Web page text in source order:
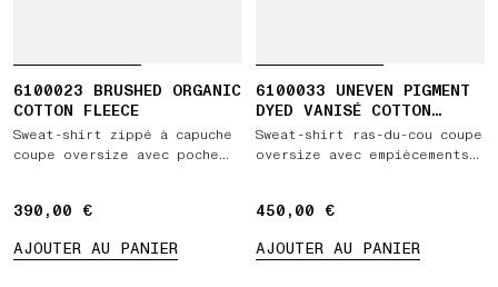
6100023 BRUSHED ORGANIC
COTTON FLEECE
Sweat-shirt zippé à capuche
coupe oversize avec poche
390,00 €
390,00 €
AJOUTER AU PANIER
6100033 UNEVEN PIGMENT
DYED VANISÉ COTTON
JERSEY
Sweat-shirt ras-du-cou coupe
oversize avec empiècements
450,00 €
450,00 €
AJOUTER AU PANIER